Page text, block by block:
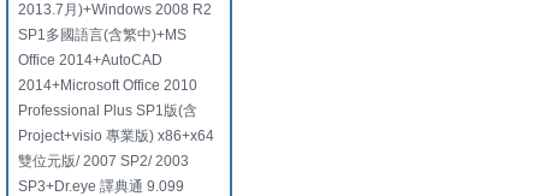
2013.7月)+Windows 2008 R2
SP1多國語言(含繁中)+MS
Office 2014+AutoCAD
2014+Microsoft Office 2010
Professional Plus SP1版(含
Project+visio 專業版) x86+x64
雙位元版/ 2007 SP2/ 2003
SP3+Dr.eye 譯典通 9.099